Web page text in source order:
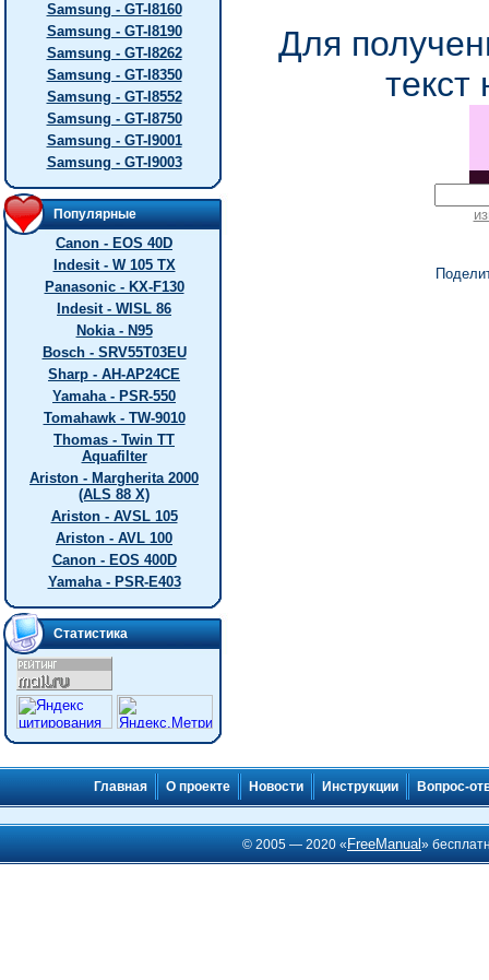
Samsung - GT-I8160
Samsung - GT-I8190
Samsung - GT-I8262
Samsung - GT-I8350
Samsung - GT-I8552
Samsung - GT-I8750
Samsung - GT-I9001
Samsung - GT-I9003
Популярные
Canon - EOS 40D
Indesit - W 105 TX
Panasonic - KX-F130
Indesit - WISL 86
Nokia - N95
Bosch - SRV55T03EU
Sharp - AH-AP24CE
Yamaha - PSR-550
Tomahawk - TW-9010
Thomas - Twin TT
Aquafilter
Ariston - Margherita 2000
(ALS 88 X)
Ariston - AVSL 105
Ariston - AVL 100
Canon - EOS 400D
Yamaha - PSR-E403
Статистика
Для
текст
Главная О проекте Новости Инструкции Вопрос-
© 2005 — 2020 « FreeManual»